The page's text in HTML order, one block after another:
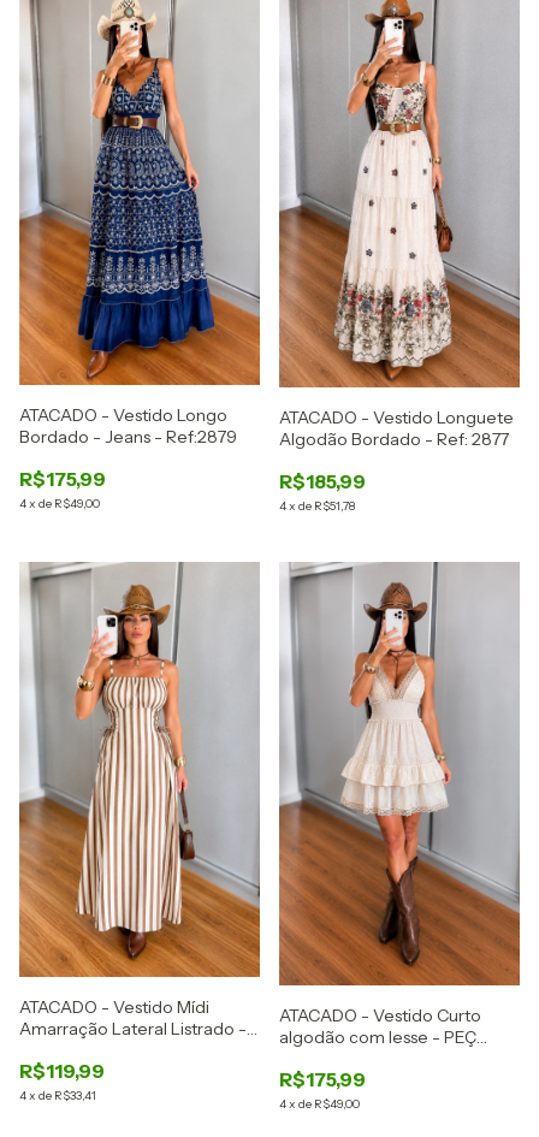
ATACADO - Vestido Longo
Bordado - Jeans - Ref:2879
R$175,99
4x de R$49,00
ATACADO - Vestido Longuete
Algodão Bordado - Ref: 2877
R$185,99
4x de R$51,78
ATACADO - Vestido Mídi
Amarração Lateral Listrado -
R$119,99
4x de R$33,41
ATACADO - Vestido Curto
algodão com lesse - PEÇ
R$175,99
4x de R$49,00